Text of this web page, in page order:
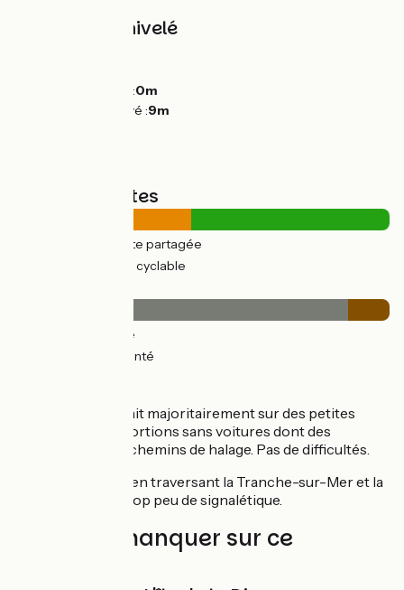
Pentes et dénivelé
Point le plus bas :0m
Point le plus élevé :9m
Types de routes
(47%) Route partagée
(53%) Voie cyclable
(89%) Lisse
(11%) Accidenté
Cet itinéraire se fait majoritairement sur des petites
routes avec des portions sans voitures dont des
passages sur des chemins de halage. Pas de difficultés.
en traversant la Tranche-sur-Mer et la
Faute-sur-Mer : trop peu de signalétique.
À ne pas manquer sur ce